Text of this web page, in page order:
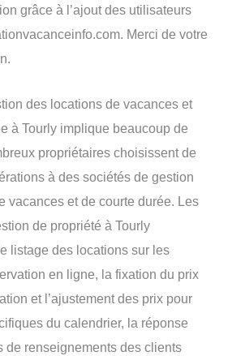
grâce à l’ajout des utilisateurs
Merci de votre
des locations de vacances et
à Tourly implique beaucoup de
propriétaires choisissent de
à des sociétés de gestion
vacances et de courte durée. Les
de propriété à Tourly
listage des locations sur les
en ligne, la fixation du prix
et l’ajustement des prix pour
du calendrier, la réponse
de renseignements des clients